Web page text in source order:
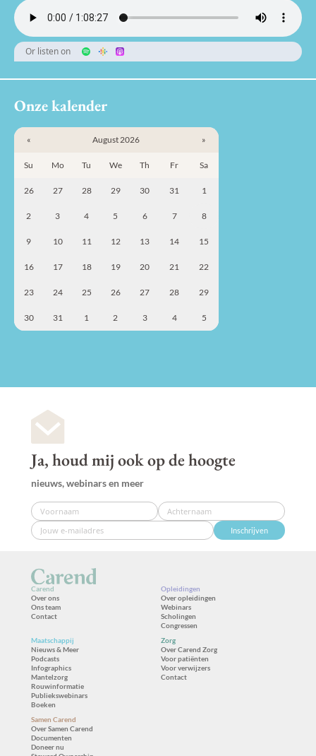
Or listen on
Onze kalender
« August 2026 »
Su Mo Tu We Th Fr Sa
26 27 28 29 30 31 1
2 3 4 5 6 7 8
9 10 11 12 13 14 15
16 17 18 19 20 21 22
23 24 25 26 27 28 29
30 31 1 2 3 4 5
Ja, houd mij ook op de hoogte
nieuws, webinars en meer
Inschrijven
Carend
Over ons
Ons team
Contact
Opleidingen
Over opleidingen
Webinars
Scholingen
Congressen
Maatschappij
Nieuws & Meer
Podcasts
Infographics
Mantelzorg
Rouwinformatie
Publiekswebinars
Boeken
Zorg
Over Carend Zorg
Voor patiënten
Voor verwijzers
Contact
Samen Carend
Over Samen Carend
Documenten
Doneer nu